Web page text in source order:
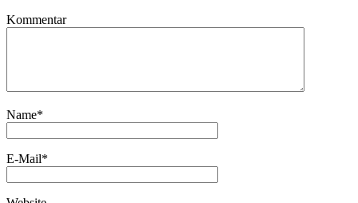
Kommentar
Name*
E-Mail*